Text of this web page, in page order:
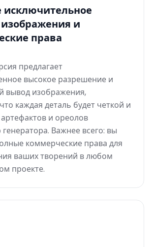
исключительное
изображения и
права
предлагает
высокое разрешение и
вывод изображения,
каждая деталь будет четкой и
артефактов и ореолов
генератора. Важнее всего: вы
коммерческие права для
ваших творений в любом
проекте.